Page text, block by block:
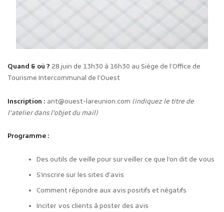
Quand & où ? 28 juin de 13h30 à 16h30 au Siège de l’Office de
Tourisme Intercommunal de l’Ouest
Inscription : ant@ouest-lareunion.com (indiquez le titre de
l’atelier dans l’objet du mail)
Programme :
Des outils de veille pour surveiller ce que l’on dit de vous
S’inscrire sur les sites d’avis
Comment répondre aux avis positifs et négatifs
Inciter vos clients à poster des avis